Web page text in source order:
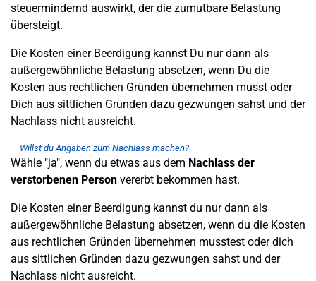
steuermindernd auswirkt, der die zumutbare Belastung
übersteigt.
Die Kosten einer Beerdigung kannst Du nur dann als
außergewöhnliche Belastung absetzen, wenn Du die
Kosten aus rechtlichen Gründen übernehmen musst oder
Dich aus sittlichen Gründen dazu gezwungen sahst und der
Nachlass nicht ausreicht.
Willst du Angaben zum Nachlass machen?
Wähle "ja", wenn du etwas aus dem Nachlass der
verstorbenen Person vererbt bekommen hast.
Die Kosten einer Beerdigung kannst du nur dann als
außergewöhnliche Belastung absetzen, wenn du die Kosten
aus rechtlichen Gründen übernehmen musstest oder dich
aus sittlichen Gründen dazu gezwungen sahst und der
Nachlass nicht ausreicht.